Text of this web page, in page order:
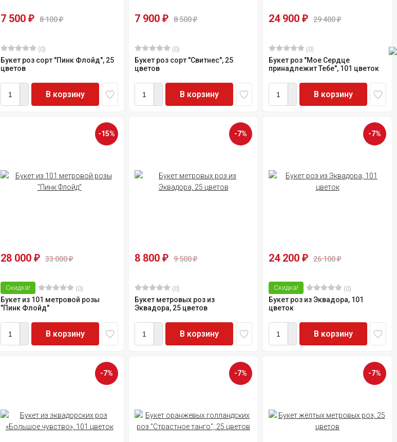
7 500 ₽ 8 100₽
(0)
Букет роз сорт "Пинк Флойд", 25
цветов
В корзину
7 900 ₽ 8 500₽
(0)
Букет роз сорт "Свитнес", 25
цветов
В корзину
24 900 ₽ 29 400₽
(0)
Букет роз "Мое Сердце
принадлежит Тебе", 101 цветок
В корзину
-15%
28 000 ₽ 33 000₽
Скидка! (0)
Букет из 101 метровой розы
"Пинк Флойд"
В корзину
-7%
8 800 ₽ 9 500₽
(0)
Букет метровых роз из
Эквадора, 25 цветов
В корзину
-7%
24 200 ₽ 26 100₽
Скидка! (0)
Букет роз из Эквадора, 101
цветок
В корзину
-7% -7% -7%